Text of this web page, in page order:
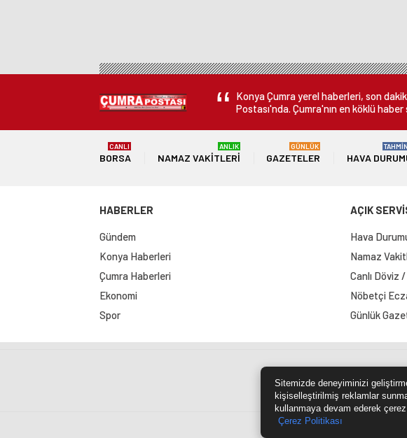
Konya Çumra yerel haberleri, son
Postası'nda. Çumra'nın en köklü
BORSA
CANLI
NAMAZ VAKITLERI
ANLIK
GAZETELER
GÜNLÜK
HAVA
HABERLER
Gündem
Konya Haberleri
Çumra Haberleri
Ekonomi
Spor
AÇIK
Hava
Namaz
Canlı Döviz
Nöbetçi
Günlük
Site Haritası RSS
Sitemizde deneyiminizi
kişiselleştirilmiş reklamlar
kullanmaya devam ederek
Çerez Politikası